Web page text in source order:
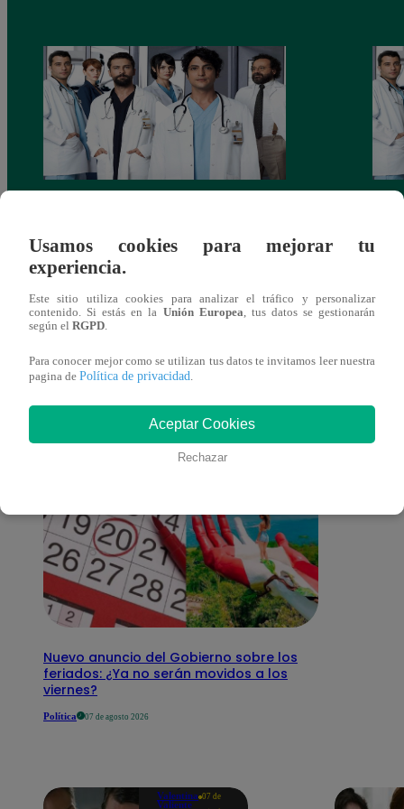
También te puede
interesar
Nuevo anuncio del Gobierno sobre los
feriados: ¿Ya no serán movidos a los
viernes?
Política 07 de agosto 2026
Valentina
Valiente
07 de
Usamos cookies para mejorar tu
experiencia.
Este sitio utiliza cookies para analizar el tráfico y personalizar
contenido. Si estás en la Unión Europea, tus datos se gestionarán
según el RGPD.
Para conocer mejor como se utilizan tus datos te invitamos leer nuestra
pagina de Política de privacidad.
Aceptar Cookies
Rechazar